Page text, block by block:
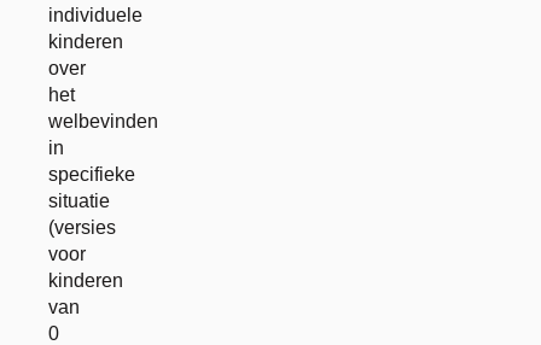
individuele
kinderen
over
het
welbevinden
in
specifieke
situatie
(versies
voor
kinderen
van
0